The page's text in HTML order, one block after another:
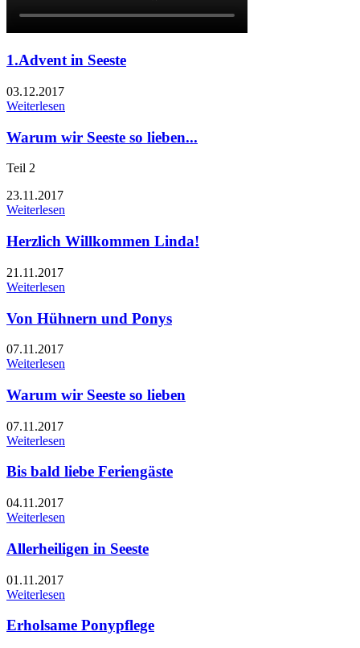
1.Advent in Seeste
03.12.2017
Weiterlesen
Warum wir Seeste so lieben...
Teil 2
23.11.2017
Weiterlesen
Herzlich Willkommen Linda!
21.11.2017
Weiterlesen
Von Hühnern und Ponys
07.11.2017
Weiterlesen
Warum wir Seeste so lieben
07.11.2017
Weiterlesen
Bis bald liebe Feriengäste
04.11.2017
Weiterlesen
Allerheiligen in Seeste
01.11.2017
Weiterlesen
Erholsame Ponypflege